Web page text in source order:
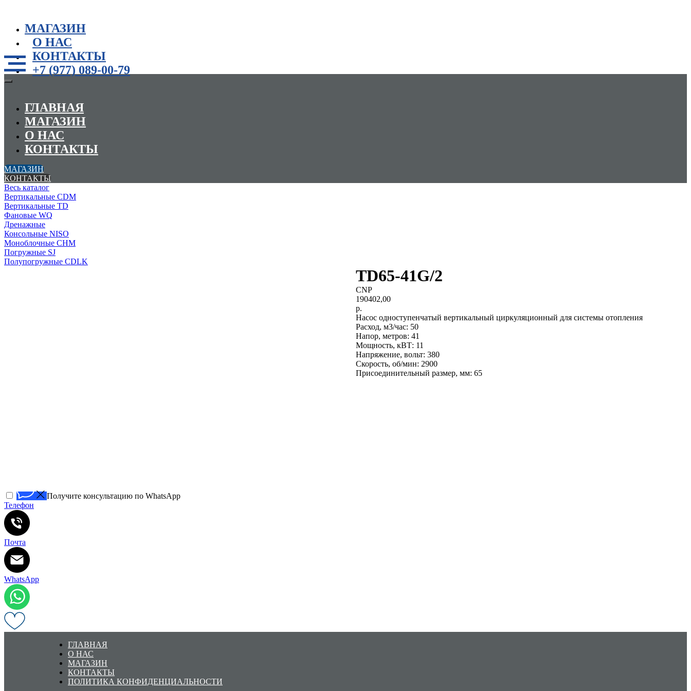
МАГАЗИН
О НАС
КОНТАКТЫ
+7 (977) 089-00-79
ГЛАВНАЯ
МАГАЗИН
О НАС
КОНТАКТЫ
МАГАЗИН
КОНТАКТЫ
Весь каталог
Вертикальные CDM
Вертикальные TD
Фановые WQ
Дренажные
Консольные NISO
Моноблочные CHМ
Погружные SJ
Полупогружные CDLK
TD65-41G/2
CNP
190402,00
р.
Насос одноступенчатый вертикальный циркуляционный для системы отопления
Расход, м3/час: 50
Напор, метров: 41
Мощность, кВТ: 11
Напряжение, вольт: 380
Скорость, об/мин: 2900
Присоединительный размер, мм: 65
Получите консультацию по WhatsApp
Телефон
Почта
WhatsApp
ГЛАВНАЯ
О НАС
МАГАЗИН
КОНТАКТЫ
ПОЛИТИКА КОНФИДЕНЦИАЛЬНОСТИ